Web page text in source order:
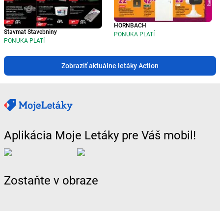
Stavmat Stavebniny
PONUKA PLATÍ
HORNBACH
PONUKA PLATÍ
Zobraziť aktuálne letáky Action
Aplikácia Moje Letáky pre Váš mobil!
Zostaňte v obraze